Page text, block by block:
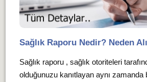
Sağlık Raporu Nedir? Neden
Sağlık raporu , sağlık otoriteleri
olduğunuzu kanıtlayan aynı zamanda